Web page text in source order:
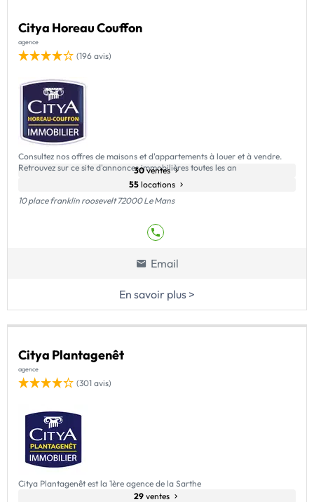
Citya Horeau Couffon
agence
(196 avis)
Consultez nos offres de maisons et d'appartements à louer et à vendre.
Retrouvez sur ce site d'annonces immobilières toutes les an
30ventes
55locations
10 place franklin roosevelt 72000 Le Mans
Email
En savoir plus >
Citya Plantagenêt
agence
(301 avis)
Citya Plantagenêt est la 1ère agence de la Sarthe
29 ventes